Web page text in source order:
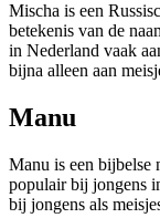
Mischa is een
betekenis van de
in Nederland vaak
bijna alleen aan
Manu
Manu is een bijbelse
populair bij jongens
bij jongens als